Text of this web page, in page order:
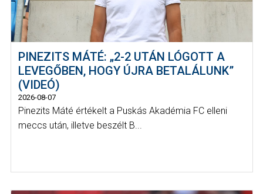
PINEZITS MÁTÉ: „2-2 UTÁN LÓGOTT A
LEVEGŐBEN, HOGY ÚJRA BETALÁLUNK”
(VIDEÓ)
2026-08-07
Pinezits Máté értékelt a Puskás Akadémia FC elleni
meccs után, illetve beszélt B...